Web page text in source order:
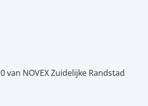
NOVEX Zuidelijke Randstad